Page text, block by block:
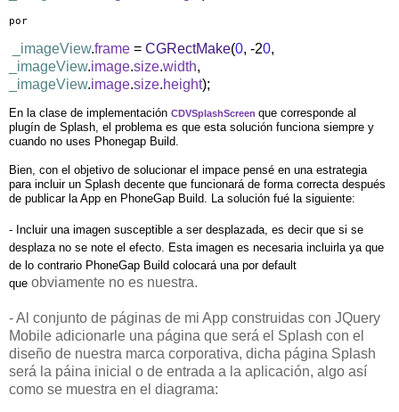
por
_imageView.frame = CGRectMake(0, -20,
_imageView.image.size.width,
_imageView.image.size.height);
En la clase de implementación CDVSplashScreen que corresponde al
plugín de Splash, el problema es que esta solución funciona siempre y
cuando no uses Phonegap Build.
Bien, con el objetivo de solucionar el impace pensé en una estrategia
para incluir un Splash decente que funcionará de forma correcta después
de publicar la App en PhoneGap Build. La solución fué la siguiente:
- Incluir una imagen susceptible a ser desplazada, es decir que si se
desplaza no se note el efecto. Esta imagen es necesaria incluirla ya que
de lo contrario PhoneGap Build colocará una por default
que obviamente no es nuestra.
- Al conjunto de páginas de mi App construidas con JQuery
Mobile adicionarle una página que será el Splash con el
diseño de nuestra marca corporativa, dicha página Splash
será la páina inicial o de entrada a la aplicación, algo así
como se muestra en el diagrama: